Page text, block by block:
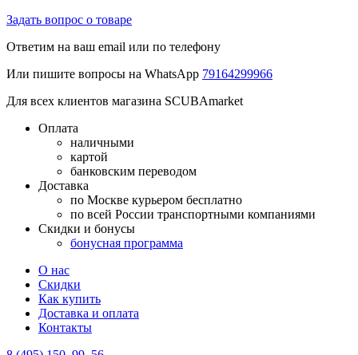
Задать вопрос о товаре
Ответим на ваш email или по телефону
Или пишите вопросы на WhatsApp 79164299966
Для всех клиентов магазина SCUBAmarket
Оплата
наличными
картой
банковским переводом
Доставка
по Москве курьером бесплатно
по всей России транспортными компаниями
Скидки и бонусы
бонусная программа
О нас
Скидки
Как купить
Доставка и оплата
Контакты